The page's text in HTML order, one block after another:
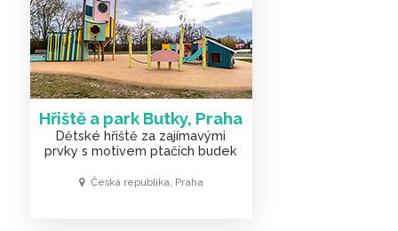
Hřiště a park Butky, Praha
Dětské hřiště za zajímavými
prvky s motivem ptačích budek
Česká republika, Praha